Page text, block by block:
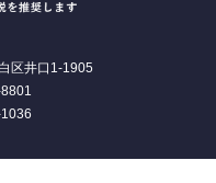
区井口1-1905